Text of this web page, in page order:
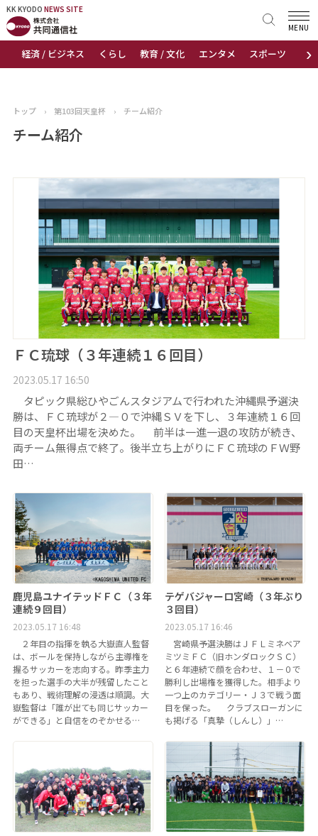
KK KYODO NEWS SITE
›
経済 / ビジネス くらし 教育 / 文化 エンタメ スポーツ 地域
MENU
KK KYODONEWS SITE
トップページ
ニュース
出版物
会社概要
トップ › 第103回天皇杯 › チーム紹介
チーム紹介
ＦＣ琉球（３年連続１６回目）
2023.05.17 16:50
タピック県総ひやごんスタジアムで行われた沖縄県予選決
勝は、ＦＣ琉球が２―０で沖縄ＳＶを下し、３年連続１６回
目の天皇杯出場を決めた。 前半は一進一退の攻防が続き、
両チーム無得点で終了。後半立ち上がりにＦＣ琉球のＦＷ野
田…
鹿児島ユナイテッドＦＣ（３年
連続９回目）
2023.05.17 16:48
２年目の指揮を執る大嶽直人監督
は、ボールを保持しながら主導権を
握るサッカーを志向する。昨季主力
を担った選手の大半が残留したこと
もあり、戦術理解の浸透は順調。大
嶽監督は「誰が出ても同じサッカー
ができる」と自信をのぞかせる…
テゲバジャーロ宮崎（３年ぶり
３回目）
2023.05.17 16:46
宮崎県予選決勝はＪＦＬミネベア
ミツミＦＣ（旧ホンダロックＳＣ）
と６年連続で顔を合わせ、１－０で
勝利し出場権を獲得した。相手より
一つ上のカテゴリー・Ｊ３で戦う面
目を保った。 クラブスローガンに
も掲げる「真摯（しんし）」…